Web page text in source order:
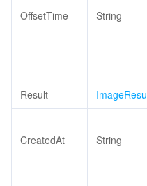
OffsetTime String
Result
CreatedAt String